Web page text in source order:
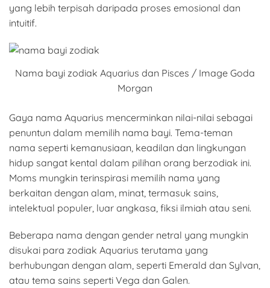
yang lebih terpisah daripada proses emosional dan
intuitif.
Nama bayi zodiak Aquarius dan Pisces / Image Goda
Morgan
Gaya nama Aquarius mencerminkan nilai-nilai sebagai
penuntun dalam memilih nama bayi. Tema-teman
nama seperti kemanusiaan, keadilan dan lingkungan
hidup sangat kental dalam pilihan orang berzodiak ini.
Moms mungkin terinspirasi memilih nama yang
berkaitan dengan alam, minat, termasuk sains,
intelektual populer, luar angkasa, fiksi ilmiah atau seni.
Beberapa nama dengan gender netral yang mungkin
disukai para zodiak Aquarius terutama yang
berhubungan dengan alam, seperti Emerald dan Sylvan,
atau tema sains seperti Vega dan Galen.